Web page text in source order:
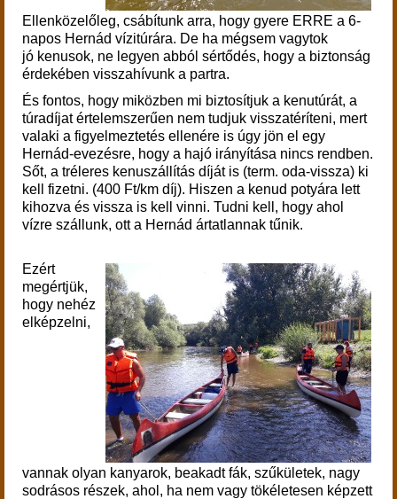
Ellenközelőleg, csábítunk arra, hogy gyere ERRE a 6-
napos Hernád vízitúrára. De ha mégsem vagytok
jó kenusok, ne legyen abból sértődés, hogy a biztonság
érdekében visszahívunk a partra.
És fontos, hogy miközben mi biztosítjuk a kenutúrát, a
túradíjat értelemszerűen nem tudjuk visszatéríteni, mert
valaki a figyelmeztetés ellenére is úgy jön el egy
Hernád-evezésre, hogy a hajó irányítása nincs rendben.
Sőt, a tréleres kenuszállítás díját is (term. oda-vissza) ki
kell fizetni. (400 Ft/km díj). Hiszen a kenud potyára lett
kihozva és vissza is kell vinni. Tudni kell, hogy ahol
vízre szállunk, ott a Hernád ártatlannak tűnik.
Ezért
megértjük,
hogy nehéz
elképzelni,
vannak olyan kanyarok, beakadt fák, szűkületek, nagy
sodrásos részek, ahol, ha nem vagy tökéletesen képzett